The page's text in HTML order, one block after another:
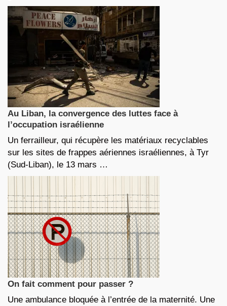
Au Liban, la convergence des luttes face à
l’occupation israélienne
Un ferrailleur, qui récupère les matériaux recyclables
sur les sites de frappes aériennes israéliennes, à Tyr
(Sud-Liban), le 13 mars …
On fait comment pour passer ?
Une ambulance bloquée à l’entrée de la maternité. Une